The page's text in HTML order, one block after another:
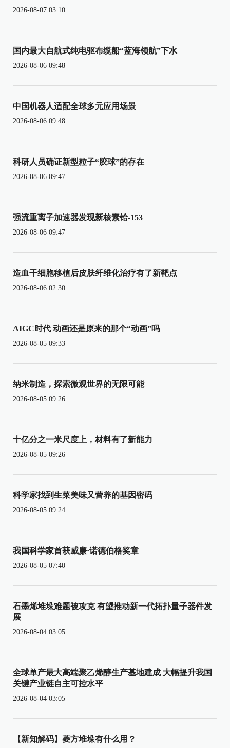
2026-08-07 03:10
国内最大自航式纯电驱布缆船“蓝海领航”下水
2026-08-06 09:48
中国机器人适配全球多元应用场景
2026-08-06 09:48
科研人员确证新型粒子“胶球”的存在
2026-08-06 09:47
强流重离子加速器发现新核素铪-153
2026-08-06 09:47
造血干细胞移植后皮肤纤维化治疗有了新靶点
2026-08-06 02:30
AIGC时代 动画还是原来的那个“动画”吗
2026-08-05 09:33
纳米制造，探索微观世界的无限可能
2026-08-05 09:26
十亿分之一米尺度上，材料有了新能力
2026-08-05 09:26
科学家找到生菜美味又营养的基因密码
2026-08-05 09:24
我国科学家首获威廉·诺德伯格奖章
2026-08-05 07:40
石墨烯堆垛难题被攻克 有望推动新一代拓扑量子器件发
展
2026-08-04 03:05
全球单产最大高端聚乙烯醇生产基地建成 大幅提升我国
关键产业链自主可控水平
2026-08-04 03:05
【新知解码】菱方堆垛有什么用？